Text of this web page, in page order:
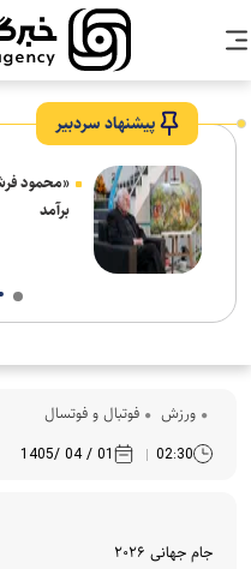
پیشنهاد سردبیر
«محمود
برآمد
ورزش فوتبال و فوتسال
02:30
01 / 04 /1405
جام جهانی ۲۰۲۶